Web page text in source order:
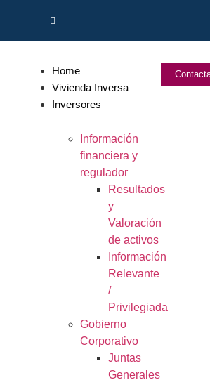
Home
Vivienda Inversa
Inversores
Información
financiera y
regulador
Resultados
y
Valoración
de activos
Información
Relevante
/
Privilegiada
Gobierno
Corporativo
Juntas
Generales